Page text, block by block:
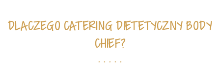
DLACZEGO CATERING DIETETYCZNY BODY
CHIEF?